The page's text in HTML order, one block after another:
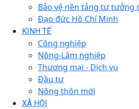
Bảo vệ nền tảng tư tưởng
Đạo đức Hồ Chí Minh
KINH TẾ
Công nghiệp
Nông-Lâm nghiệp
Thương mại - Dịch vụ
Đầu tư
Nông thôn mới
XÃ HỘI